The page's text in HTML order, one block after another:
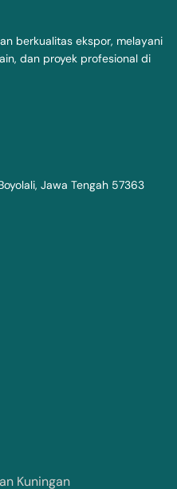
berkualitas ekspor, melayani
dan proyek profesional di
Jawa Tengah 57363
Kuningan